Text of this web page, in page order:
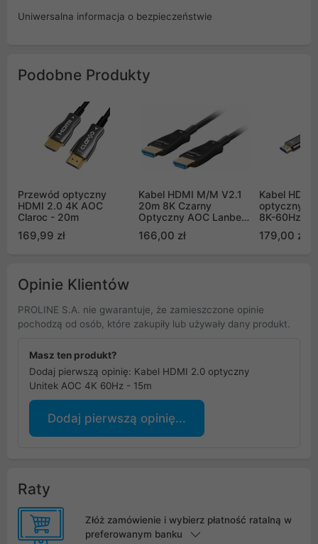
Uniwersalna informacja o bezpieczeństwie
Podobne Produkty
Przewód optyczny
HDMI 2.0 4K AOC
Claroc - 20m
169,99 zł
Kabel HDMI M/M V2.1
20m 8K Czarny
Optyczny AOC Lanberg
BK)
166,00 zł
Kabel HDMI
optyczny
8K-60Hz,
10M)
179,00 zł
Opinie Klientów
PROLINE S.A. nie gwarantuje, że zamieszczone opinie
pochodzą od osób, które zakupiły lub używały dany produkt.
Masz ten produkt?
Dodaj pierwszą opinię: Kabel HDMI 2.0 optyczny
Unitek AOC 4K 60Hz - 15m
Dodaj pierwszą opinię...
Raty
Złóż zamówienie i wybierz płatność ratalną w
preferowanym banku